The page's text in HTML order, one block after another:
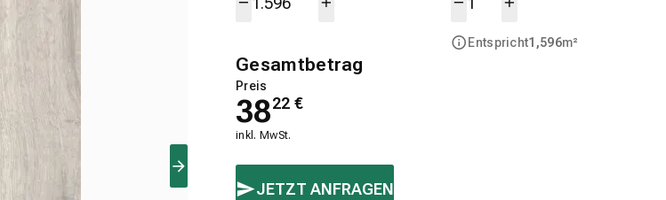
Entspricht1,596m²
Gesamtbetrag
Preis
3822 €
inkl. MwSt.
JETZT ANFRAGEN